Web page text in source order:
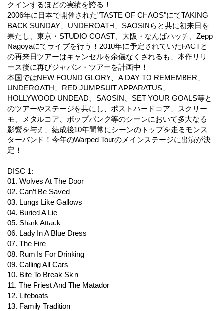
クインするほどの実績を誇る！
2006年に日本で開催された"TASTE OF CHAOS"にてTAKING
BACK SUNDAY、UNDEROATH、SAOSINらと共に初来日を
果たし、東京・STUDIO COAST、大阪・なんばハッチ、Zepp
Nagoyaにてライブを行う！2010年に予定されていたFACTと
の再来日ツアーはキャンセルを余儀なくされるも、本作リリ
ース後に再びジャパン・ツアーを計画中！
本国ではNEW FOUND GLORY、A DAY TO REMEMBER、
UNDEROATH、RED JUMPSUIT APPARATUS、
HOLLYWOOD UNDEAD、SAOSIN、SET YOUR GOALS等と
のツアーやステージを共にし、ポストハードコア、スクリー
モ、メタルコア、ポップパンク等のシーンにおいて多大なる
影響を与え、結成後10年間常にシーンのトップを走るモンス
ターバンド！今年のWarped Tourのメインステージに出演が決
定！
DISC 1:
01. Wolves At The Door
02. Can’t Be Saved
03. Lungs Like Gallows
04. Buried A Lie
05. Shark Attack
06. Lady In A Blue Dress
07. The Fire
08. Rum Is For Drinking
09. Calling All Cars
10. Bite To Break Skin
11. The Priest And The Matador
12. Lifeboats
13. Family Tradition